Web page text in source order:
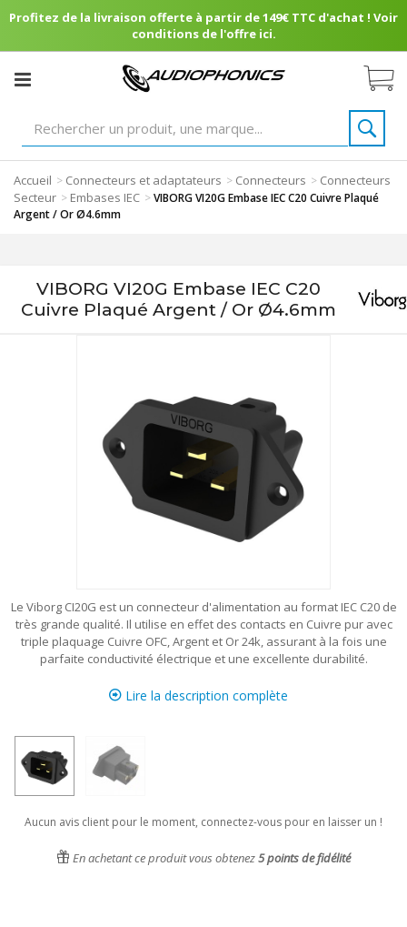
Profitez de la livraison offerte à partir de 149€ TTC d'achat ! Voir
conditions de l'offre ici.
Accueil > Connecteurs et adaptateurs > Connecteurs > Connecteurs
Secteur > Embases IEC >VIBORG VI20G Embase IEC C20 Cuivre Plaqué
Argent / Or Ø4.6mm
VIBORG VI20G Embase IEC C20
Cuivre Plaqué Argent / Or Ø4.6mm
Le Viborg CI20G est un connecteur d'alimentation au format IEC C20 de
très grande qualité. Il utilise en effet des contacts en Cuivre pur avec
triple plaquage Cuivre OFC, Argent et Or 24k, assurant à la fois une
parfaite conductivité électrique et une excellente durabilité.
Lire la description complète
Aucun avis client pour le moment, connectez-vous pour en laisser un !
En achetant ce produit vous obtenez5points de fidélité